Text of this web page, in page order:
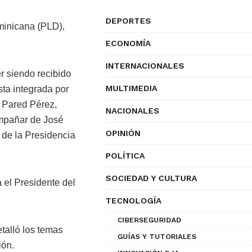
(PLD),
siendo recibido
integrada por
Pérez,
de José
la Presidencia
Presidente del
los temas
DEPORTES
ECONOMÍA
INTERNACIONALES
MULTIMEDIA
NACIONALES
OPINIÓN
POLÍTICA
SOCIEDAD Y CULTURA
TECNOLOGÍA
CIBERSEGURIDAD
GUÍAS Y TUTORIALES